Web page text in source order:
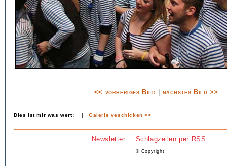
<< vorheriges Bild nächstes Bild >>
Dies ist mir was wert: |Galerie veschicken >>
Newsletter Schlagzeilen per RSS
© Copyright